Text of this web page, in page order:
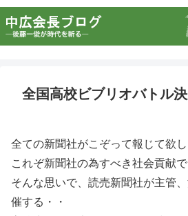
全国高校ビブリオバトル
全ての新聞社がこぞって報じて欲し
これぞ新聞社の為すべき社会貢献で
そんな思いで、読売新聞社が主管
催する・・